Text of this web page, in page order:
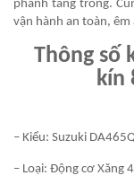
phanh tang trống.
vận hành an toàn, êm
Thông số
kín
– Kiểu: Suzuki
– Loại: Động cơ Xăng